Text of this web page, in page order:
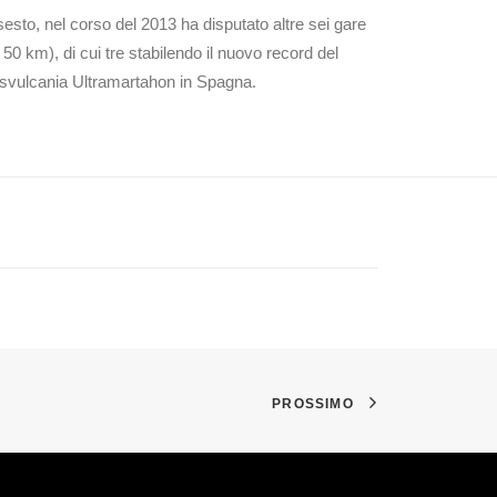
nel corso del 2013 ha disputato altre sei gare
km), di cui tre stabilendo il nuovo record del
Ultramartahon in Spagna.
PROSSIMO